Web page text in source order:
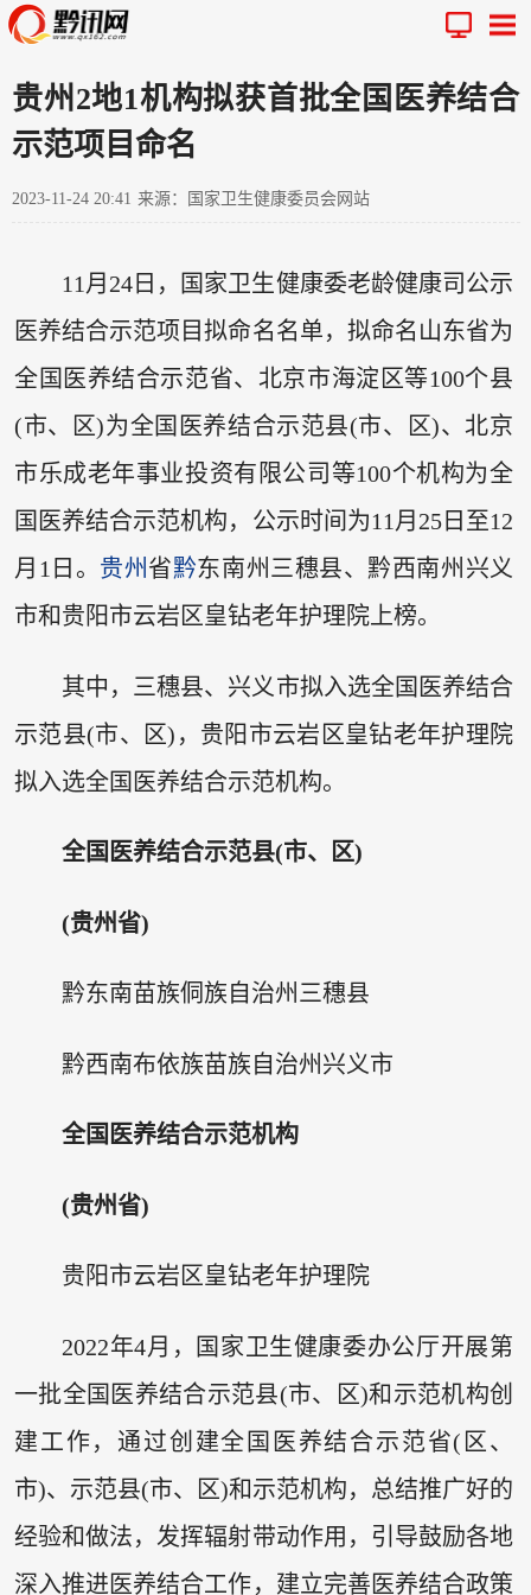
贵州2地1机构拟获首批全国医养结合
示范项目命名
2023-11-24 20:41 来源：国家卫生健康委员会网站
11月24日，国家卫生健康委老龄健康司公示
医养结合示范项目拟命名名单，拟命名山东省为
全国医养结合示范省、北京市海淀区等100个县
(市、区)为全国医养结合示范县(市、区)、北京
市乐成老年事业投资有限公司等100个机构为全
国医养结合示范机构，公示时间为11月25日至12
月1日。 贵州 省黔东南州三穗县、黔西南州兴义
市和贵阳市云岩区皇钻老年护理院上榜。
其中，三穗县、兴义市拟入选全国医养结合
示范县(市、区)，贵阳市云岩区皇钻老年护理院
拟入选全国医养结合示范机构。
全国医养结合示范县(市、区)
(贵州省)
黔东南苗族侗族自治州三穗县
黔西南布依族苗族自治州兴义市
全国医养结合示范机构
(贵州省)
贵阳市云岩区皇钻老年护理院
2022年4月，国家卫生健康委办公厅开展第
一批全国医养结合示范县(市、区)和示范机构创
建工作，通过创建全国医养结合示范省(区、
市)、示范县(市、区)和示范机构，总结推广好的
经验和做法，发挥辐射带动作用，引导鼓励各地
深入推进医养结合工作，建立完善医养结合政策